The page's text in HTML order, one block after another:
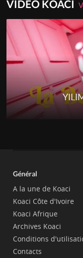
VIDEO KOACI
Général
A la une de Koaci
Koaci Côte d'Ivoire
Koaci Afrique
Archives Koaci
Conditions
Contacts